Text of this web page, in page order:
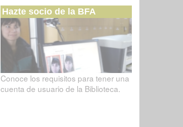
Hazte socio de la BFA
Conoce los requisitos para tener una
cuenta de usuario de la Biblioteca.